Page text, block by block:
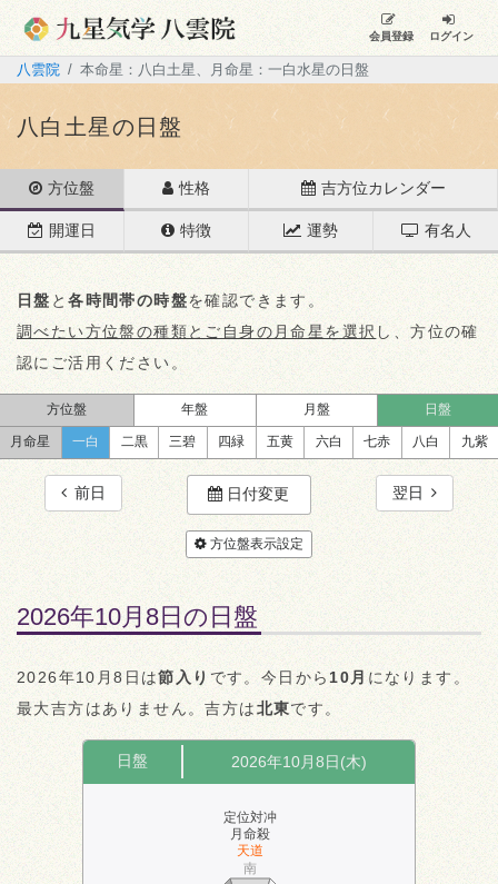
会員登録 ログイン
八雲院 本命星：八白土星、月命星：一白水星の日盤
八白土星の日盤
方位盤 性格 吉方位カレンダー
開運日 特徴 運勢 有名人
日盤 と各時間帯の時盤を確認できます。
調べたい方位盤の種類とご自身の月命星を選択 し、方位の確
認にご活用ください。
方位盤 年盤 月盤 日盤
月命星 一白 二黒 三碧 四緑 五黄 六白 七赤 八白 九紫
前日 日付変更 翌日
方位盤表示設定
2026年10月8日の日盤
2026年10月8日は節入り です。今日から 10月 になります。
最大吉方はありません。吉方は北東です。
日盤 2026年10月8日(木)
定位対冲
月命殺
天道
南